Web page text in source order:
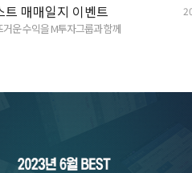
트 매매일지 이벤트
거운 수익을 M투자그룹과 함께